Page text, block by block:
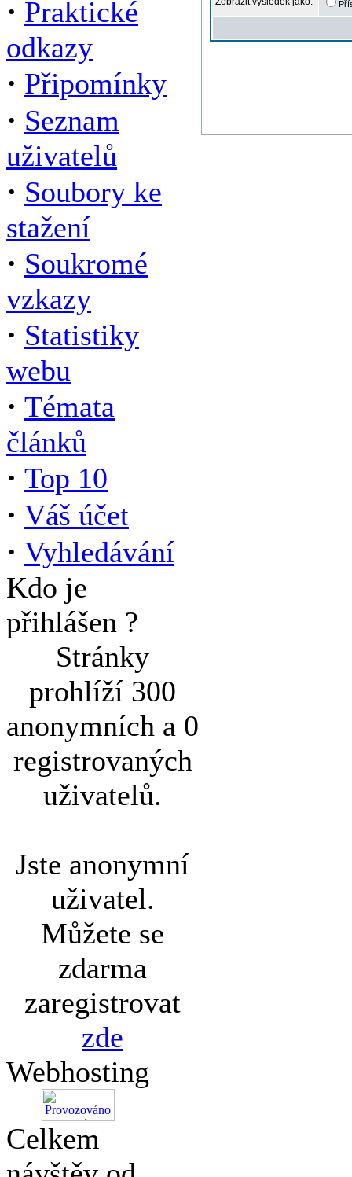
· Praktické
odkazy
· Připomínky
· Seznam
uživatelů
· Soubory ke
stažení
· Soukromé
vzkazy
· Statistiky
webu
· Témata
článků
· Top 10
· Váš účet
· Vyhledávání
Kdo je
přihlášen ?
Stránky
prohlíží 300
anonymních a 0
registrovaných
uživatelů.
Jste anonymní
uživatel.
Můžete se
zdarma
zaregistrovat
zde
Webhosting
Celkem